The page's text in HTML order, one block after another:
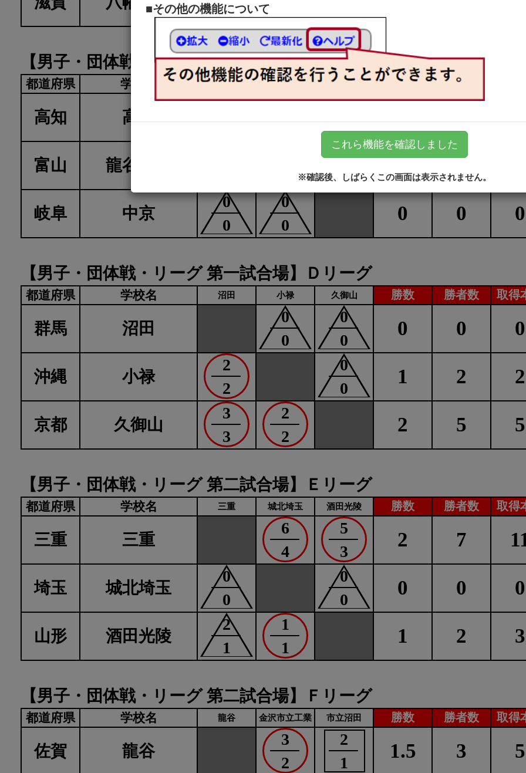
■その他の機能について
これら機能を確認しました
※確認後、しばらくこの画面は表示されません。
0
1
【男子・団体戦・リーグ 第一試合場】Ｃリーグ
都道府県 学校名 高知 龍谷富山 中京 勝数 勝者数
高知 高知
2
2
2
1 3 4
富山 龍谷富山
2
1
2 3
岐阜 中京
0
0
0
0
0 0 0
【男子・団体戦・リーグ 第一試合場】Ｄリーグ
都道府県 学校名 沼田 小禄 久御山 勝数 勝者数 取得
群馬 沼田
0
0
0
0
0 0 0
沖縄 小禄
2
2
0
0
1 2 2
京都 久御山
3
3
2
2
2 5 5
【男子・団体戦・リーグ 第二試合場】Ｅリーグ
都道府県 学校名 三重 城北埼玉 酒田光陵 勝数 勝者数 取得
三重 三重
6
4
5
3
2 7
埼玉 城北埼玉
0
0
0
0
0 0 0
山形 酒田光陵
2
1
1
1
1 2 3
【男子・団体戦・リーグ 第二試合場】Ｆリーグ
都道府県 学校名 龍谷 金沢市立工業 市立沼田 勝数 勝者数 取得
佐賀 龍谷
3
2
2
1
1.5 3 5